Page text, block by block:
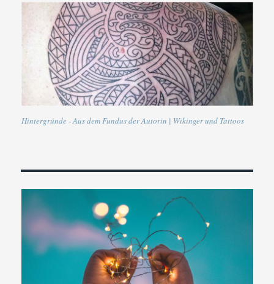
Hintergründe - Aus dem Fundus der Autorin | Wikinger und Tattoos